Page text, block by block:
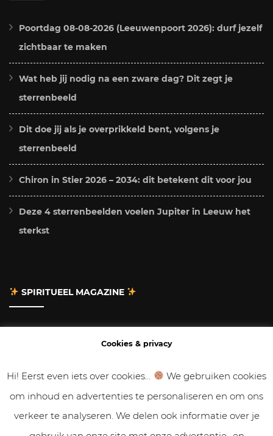
Poortdag 08-08-2026 (Leeuwenpoort 2026): durf jezelf
zichtbaar te maken
Wat heb jij nodig na een zware dag? Dit zegt je
sterrenbeeld
Dit doe jij als je overprikkeld bent, volgens je
sterrenbeeld
Chiron in Stier 2026 – 2034: dit betekent dit voor jou
Deze 4 sterrenbeelden voelen Jupiter in Leeuw het
sterkst
SPIRITUEEL MAGAZINE
Gastbloggen
Samenwerken
Cookies & privacy
Hi! Eerst even iets over cookies...
We gebruiken cookies
om inhoud en advertenties te personaliseren en om ons
verkeer te analyseren. We delen ook informatie over je